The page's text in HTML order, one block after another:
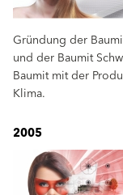
Gründung der
und der Baumit
Baumit mit der
Klima.
2005